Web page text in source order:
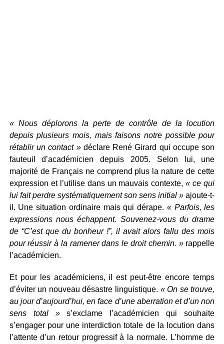
« Nous déplorons la perte de contrôle de la locution
depuis plusieurs mois, mais faisons notre possible pour
rétablir un contact »déclare René Girard qui occupe son
fauteuil d’académicien depuis 2005. Selon lui, une
majorité de Français ne comprend plus la nature de cette
expression et l’utilise dans un mauvais contexte,« ce qui
lui fait perdre systématiquement son sens initial » ajoute-t-
il. Une situation ordinaire mais qui dérape. « Parfois, les
expressions nous échappent. Souvenez-vous du drame
de “C’est que du bonheur !”, il avait alors fallu des mois
pour réussir à la ramener dans le droit chemin. »rappelle
l’académicien.
Et pour les académiciens, il est peut-être encore temps
d’éviter un nouveau désastre linguistique. « On se trouve,
au jour d’aujourd’hui, en face d’une aberration et d’un non
sens total »s’exclame l’académicien qui souhaite
s’engager pour une interdiction totale de la locution dans
l’attente d’un retour progressif à la normale. L’homme de